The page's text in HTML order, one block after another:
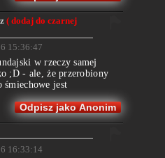
( dodaj do czarnej
15:36:47
w rzeczy samej
;D - ale, że przerobiony
śmiechowe jest
Odpisz jako Anonim
16:33:14